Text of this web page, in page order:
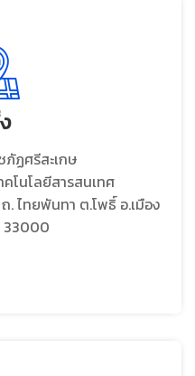
ภัฏศรีสะเกษ
โนโลยีสารสนเทศ
. ไทยพันทา ต.โพธิ์ อ.เมือง
33000